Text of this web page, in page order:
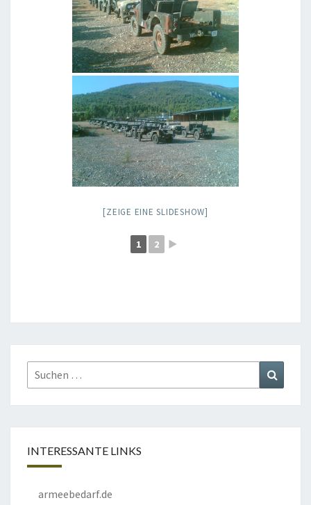
[ZEIGE EINE SLIDESHOW]
1 2 ►
Suchen
nach:
INTERESSANTE LINKS
armeebedarf.de